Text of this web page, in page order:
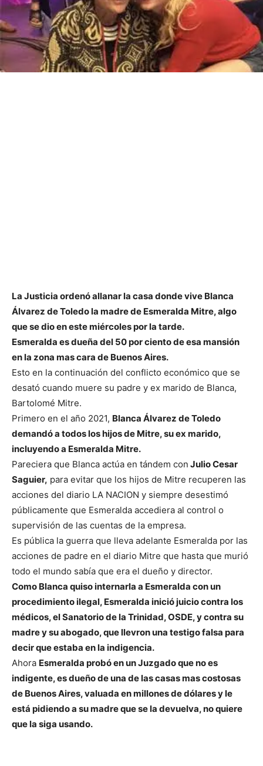
La Justicia ordenó allanar la casa donde vive Blanca
Álvarez de Toledo la madre de Esmeralda Mitre, algo
que se dio en este miércoles por la tarde.
Esmeralda es dueña del 50 por ciento de esa mansión
en la zona mas cara de Buenos Aires.
Esto en la continuación del conflicto económico que se
desató cuando muere su padre y ex marido de Blanca,
Bartolomé Mitre.
Primero en el año 2021, Blanca Álvarez de Toledo
demandó a todos los hijos de Mitre, su ex marido,
incluyendo a Esmeralda Mitre.
Pareciera que Blanca actúa en tándem con Julio Cesar
Saguier, para evitar que los hijos de Mitre recuperen las
acciones del diario LA NACION y siempre desestimó
públicamente que Esmeralda accediera al control o
supervisión de las cuentas de la empresa.
Es pública la guerra que lleva adelante Esmeralda por las
acciones de padre en el diario Mitre que hasta que murió
todo el mundo sabía que era el dueño y director.
Como Blanca quiso internarla a Esmeralda con un
procedimiento ilegal, Esmeralda inició juicio contra los
médicos, el Sanatorio de la Trinidad, OSDE, y contra su
madre y su abogado, que llevron una testigo falsa para
decir que estaba en la indigencia.
Ahora Esmeralda probó en un Juzgado que no es
indigente, es dueño de una de las casas mas costosas
de Buenos Aires, valuada en millones de dólares y le
está pidiendo a su madre que se la devuelva, no quiere
que la siga usando.